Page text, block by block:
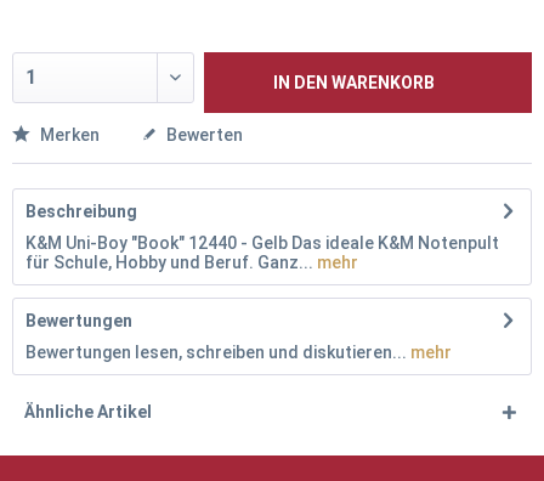
IN DEN WARENKORB
Merken Bewerten
Beschreibung
K&M Uni-Boy "Book" 12440 - Gelb Das ideale K&M Notenpult
für Schule, Hobby und Beruf. Ganz... mehr
Bewertungen
Bewertungen lesen, schreiben und diskutieren... mehr
Ähnliche Artikel